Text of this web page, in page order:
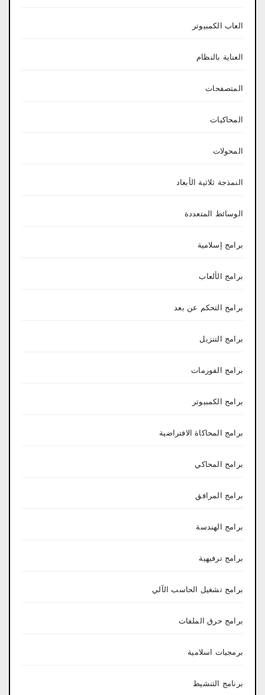
العاب الكمبيوتر
العناية بالنظام
المتصفحات
المحاكيات
المحولات
النمذجة ثلاثية الأبعاد
الوسائط المتعددة
برامج إسلامية
برامج الألعاب
برامج التحكم عن بعد
برامج التنزيل
برامج الفورمات
برامج الكمبيوتر
برامج المحاكاة الافتراضية
برامج المحاكي
برامج المرافق
برامج الهندسة
برامج ترفيهية
برامج تشغيل الحاسب الآلي
برامج حرق الملفات
برمجيات اسلامية
برنامج التنشيط